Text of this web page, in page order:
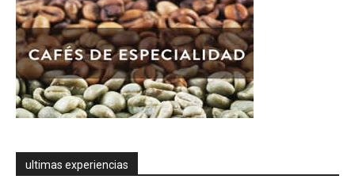
ultimas experiencias